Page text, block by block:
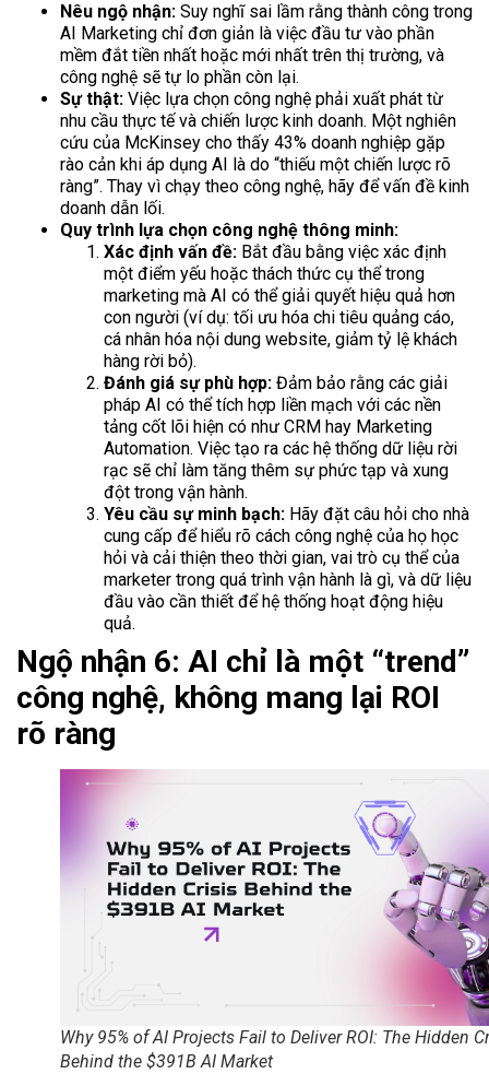
Nêu ngộ nhận: Suy nghĩ sai lầm rằng thành công trong
AI Marketing chỉ đơn giản là việc đầu tư vào phần
mềm đắt tiền nhất hoặc mới nhất trên thị trường, và
công nghệ sẽ tự lo phần còn lại.
Sự thật: Việc lựa chọn công nghệ phải xuất phát từ
nhu cầu thực tế và chiến lược kinh doanh. Một nghiên
cứu của McKinsey cho thấy 43% doanh nghiệp gặp
rào cản khi áp dụng AI là do “thiếu một chiến lược rõ
ràng”. Thay vì chạy theo công nghệ, hãy để vấn đề kinh
doanh dẫn lối.
Quy trình lựa chọn công nghệ thông minh:
Xác định vấn đề: Bắt đầu bằng việc xác định
một điểm yếu hoặc thách thức cụ thể trong
marketing mà AI có thể giải quyết hiệu quả hơn
con người (ví dụ: tối ưu hóa chi tiêu quảng cáo,
cá nhân hóa nội dung website, giảm tỷ lệ khách
hàng rời bỏ).
Đánh giá sự phù hợp: Đảm bảo rằng các giải
pháp AI có thể tích hợp liền mạch với các nền
tảng cốt lõi hiện có như CRM hay Marketing
Automation. Việc tạo ra các hệ thống dữ liệu rời
rạc sẽ chỉ làm tăng thêm sự phức tạp và xung
đột trong vận hành.
Yêu cầu sự minh bạch: Hãy đặt câu hỏi cho nhà
cung cấp để hiểu rõ cách công nghệ của họ học
hỏi và cải thiện theo thời gian, vai trò cụ thể của
marketer trong quá trình vận hành là gì, và dữ liệu
đầu vào cần thiết để hệ thống hoạt động hiệu
quả.
Ngộ nhận 6: AI chỉ là một “trend”
công nghệ, không mang lại ROI
rõ ràng
Why 95% of AI Projects Fail to Deliver ROI: The Hidden
Behind the $391B AI Market